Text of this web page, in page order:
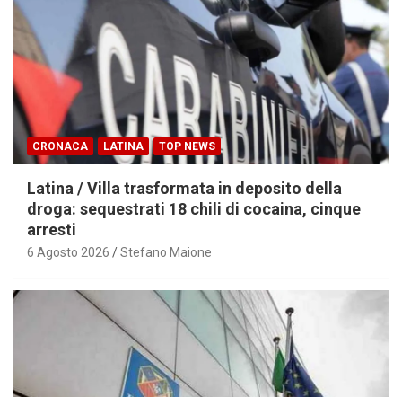
CRONACA LATINA TOP NEWS
Latina / Villa trasformata in deposito della
droga: sequestrati 18 chili di cocaina, cinque
arresti
6 Agosto 2026 Stefano Maione